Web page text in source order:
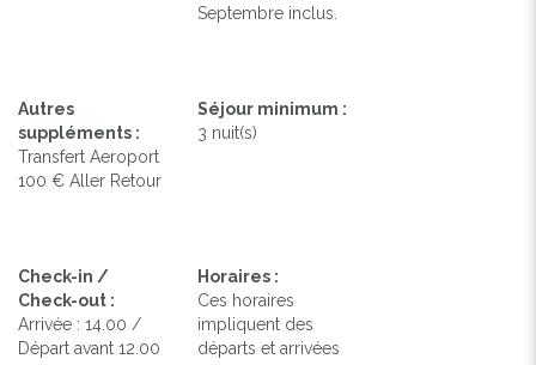
Septembre inclus.
Autres
suppléments :
Transfert Aeroport
100 € Aller Retour
Séjour minimum :
3 nuit(s)
Check-in /
Check-out :
Arrivée : 14.00 /
Départ avant 12.00
Horaires :
Ces horaires
impliquent des
départs et arrivées